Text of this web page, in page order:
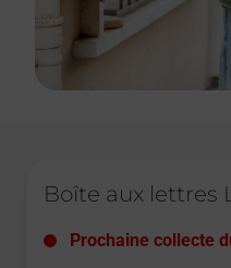
Boîte aux lettres
Prochaine collecte